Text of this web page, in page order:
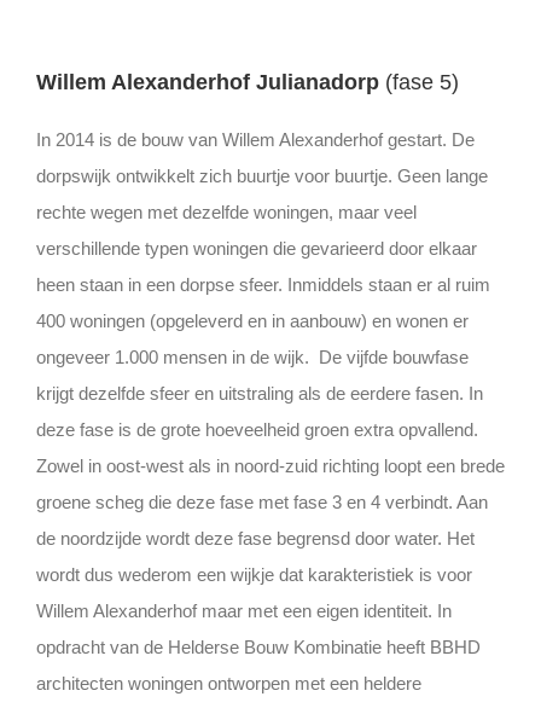
Willem Alexanderhof Julianadorp (fase 5)
In 2014 is de bouw van Willem Alexanderhof gestart. De
dorpswijk ontwikkelt zich buurtje voor buurtje. Geen lange
rechte wegen met dezelfde woningen, maar veel
verschillende typen woningen die gevarieerd door elkaar
heen staan in een dorpse sfeer. Inmiddels staan er al ruim
400 woningen (opgeleverd en in aanbouw) en wonen er
ongeveer 1.000 mensen in de wijk. De vijfde bouwfase
krijgt dezelfde sfeer en uitstraling als de eerdere fasen. In
deze fase is de grote hoeveelheid groen extra opvallend.
Zowel in oost-west als in noord-zuid richting loopt een brede
groene scheg die deze fase met fase 3 en 4 verbindt. Aan
de noordzijde wordt deze fase begrensd door water. Het
wordt dus wederom een wijkje dat karakteristiek is voor
Willem Alexanderhof maar met een eigen identiteit. In
opdracht van de Helderse Bouw Kombinatie heeft BBHD
architecten woningen ontworpen met een heldere